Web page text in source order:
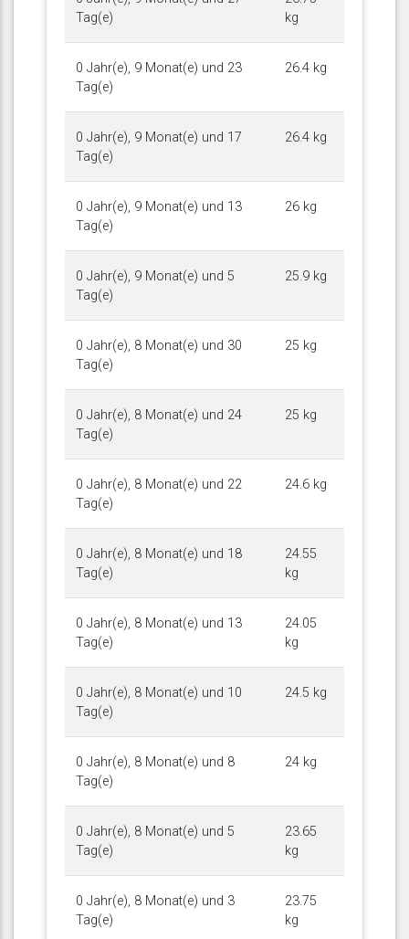
Tag(e)
kg
0 Jahr(e), 9 Monat(e) und 23
Tag(e)
26.4 kg
0 Jahr(e), 9 Monat(e) und 17
Tag(e)
26.4 kg
0 Jahr(e), 9 Monat(e) und 13
Tag(e)
26 kg
0 Jahr(e), 9 Monat(e) und 5
Tag(e)
25.9 kg
0 Jahr(e), 8 Monat(e) und 30
Tag(e)
25 kg
0 Jahr(e), 8 Monat(e) und 24
Tag(e)
25 kg
0 Jahr(e), 8 Monat(e) und 22
Tag(e)
24.6 kg
0 Jahr(e), 8 Monat(e) und 18
Tag(e)
24.55
kg
0 Jahr(e), 8 Monat(e) und 13
Tag(e)
24.05
kg
0 Jahr(e), 8 Monat(e) und 10
Tag(e)
24.5 kg
0 Jahr(e), 8 Monat(e) und 8
Tag(e)
24 kg
0 Jahr(e), 8 Monat(e) und 5
Tag(e)
23.65
kg
0 Jahr(e), 8 Monat(e) und 3
Tag(e)
23.75
kg